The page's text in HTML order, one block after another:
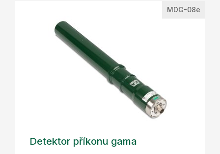
MDG-08e
Detektor příkonu gama